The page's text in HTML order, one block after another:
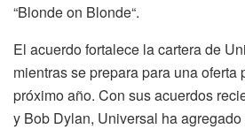
“Blonde on Blonde“.
El acuerdo fortalece la cartera de
mientras se prepara para una oferta
próximo año. Con sus acuerdos
y Bob Dylan, Universal ha